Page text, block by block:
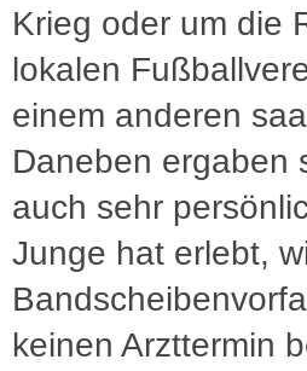
Krieg oder um die
lokalen
einem anderen
Daneben ergaben
auch sehr
Junge hat erlebt,
keinen Arzttermin